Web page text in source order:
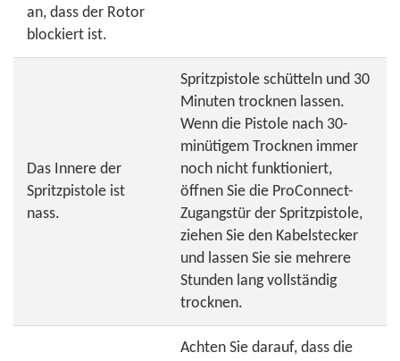
an, dass der Rotor
blockiert ist.
Das Innere der
Spritzpistole ist
nass.
Spritzpistole schütteln und 30
Minuten trocknen lassen.
Wenn die Pistole nach 30-
minütigem Trocknen immer
noch nicht funktioniert,
öffnen Sie die ProConnect-
Zugangstür der Spritzpistole,
ziehen Sie den Kabelstecker
und lassen Sie sie mehrere
Stunden lang vollständig
trocknen.
Achten Sie darauf, dass die